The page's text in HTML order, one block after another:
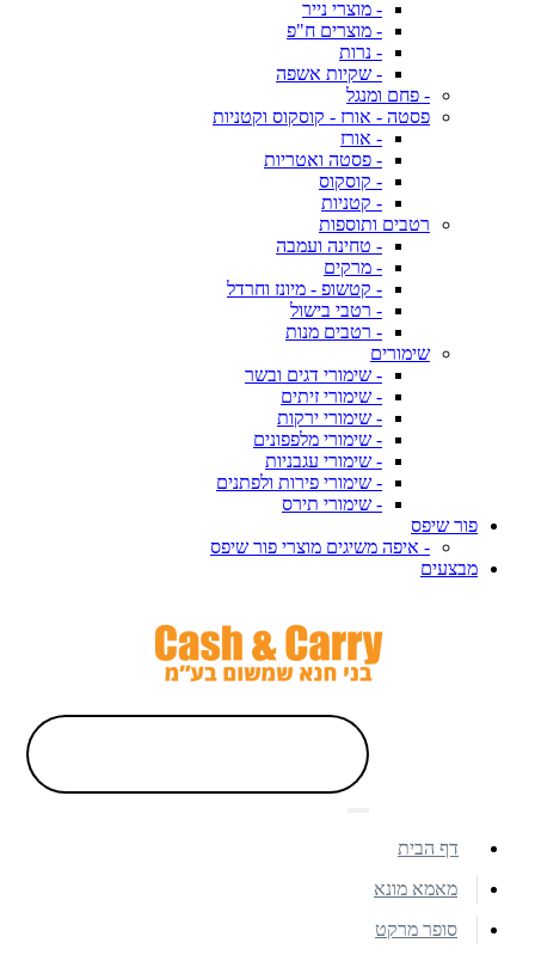
- מוצרי נייר
- מוצרים ח"פ
- נרות
- שקיות אשפה
- פחם ומנגל
פסטה - אורז - קוסקוס וקטניות
- אורז
- פסטה ואטריות
- קוסקוס
- קטניות
רטבים ותוספות
- טחינה ועמבה
- מרקים
- קטשופ - מיונז וחרדל
- רטבי בישול
- רטבים מנות
שימורים
- שימורי דגים ובשר
- שימורי זיתים
- שימורי ירקות
- שימורי מלפפונים
- שימורי עגבניות
- שימורי פירות ולפתנים
- שימורי תירס
פור שיפס
- איפה משיגים מוצרי פור שיפס
מבצעים
דף הבית
מאמא מונא
סופר מרקט